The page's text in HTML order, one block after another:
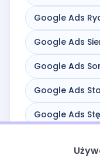
Google Ads
Google Ads
Google Ads
Google Ads
Google Ads